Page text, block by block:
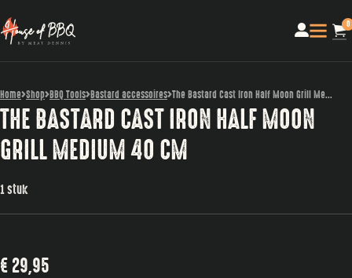
0
Home Shop BBQ Tools Bastard accessoires The Bastard Cast Iron Half Moon Grill Me...
THE BASTARD CAST IRON HALF MOON
GRILL MEDIUM 40 CM
1 stuk
€ 29,95